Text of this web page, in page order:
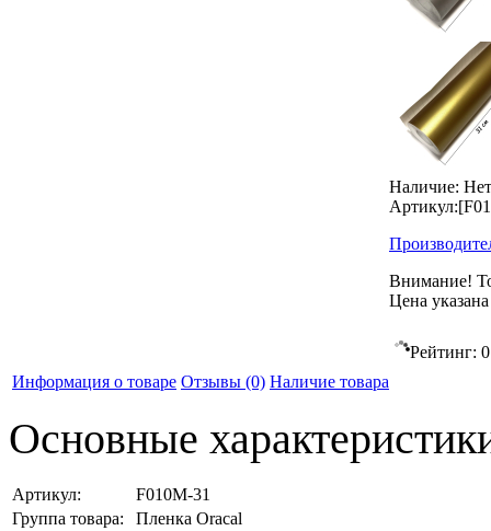
Наличие:
Артикул:
Внимание!
Цена
Рейтинг: 0
Информация о товаре Отзывы (0) Наличие товара
Основные
Артикул:
F010М-31
Группа товара:
Пленка Oracal